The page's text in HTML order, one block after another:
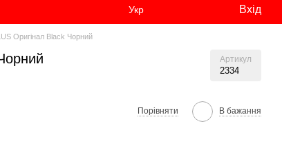
Укр Вхід
Оригінал Black Чорний
Артикул
2334
Порівняти В бажання